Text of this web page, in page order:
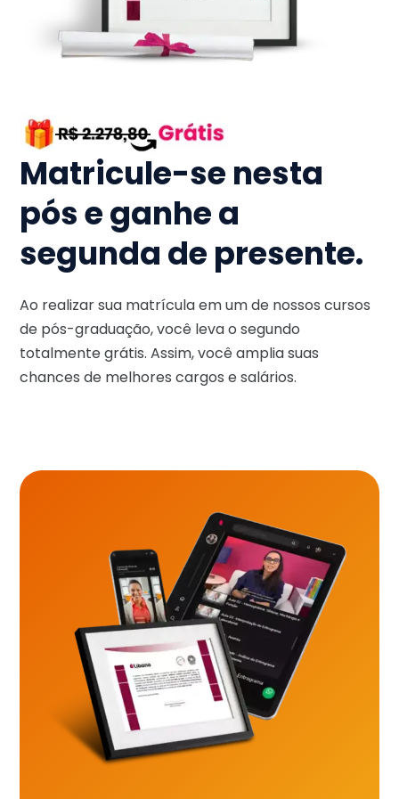
Matricule-se nesta
pós e ganhe a
segunda de presente.
Ao realizar sua matrícula em um de nossos cursos
de pós-graduação, você leva o segundo
totalmente grátis. Assim, você amplia suas
chances de melhores cargos e salários.